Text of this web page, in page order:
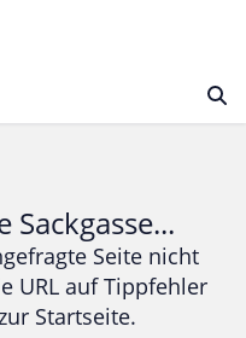
Sackgasse...
Seite nicht
URL auf Tippfehler
Startseite.